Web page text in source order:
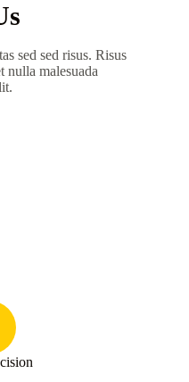
sed sed risus. Risus
nulla malesuada